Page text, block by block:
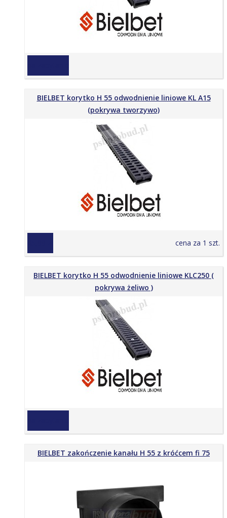
BIELBET korytko H 55 odwodnienie liniowe KL A15
(pokrywa tworzywo)
cena za 1 szt.
BIELBET korytko H 55 odwodnienie liniowe KLC250 (
pokrywa żeliwo )
BIELBET zakończenie kanału H 55 z króćcem fi 75